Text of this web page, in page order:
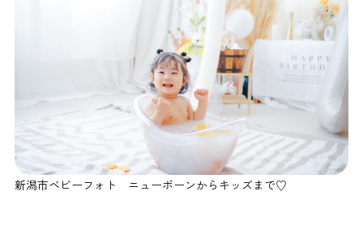
新潟市ベビーフォト ニューボーンからキッズまで♡